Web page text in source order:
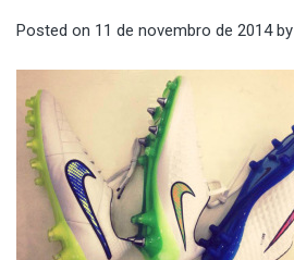
Posted on 11 de novembro de 2014by